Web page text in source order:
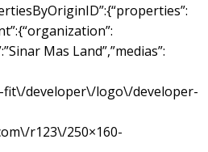
Mas Land”,”medias”:
fit\/developer\/logo\/developer-
r123\/250×160-